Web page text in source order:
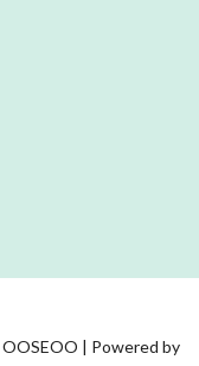
OOSEOO | Powered by